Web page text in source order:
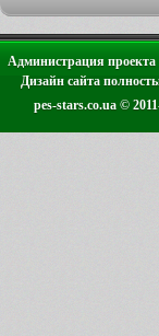
Администрация проекта
Дизайн сайта
pes-stars.co.ua ©